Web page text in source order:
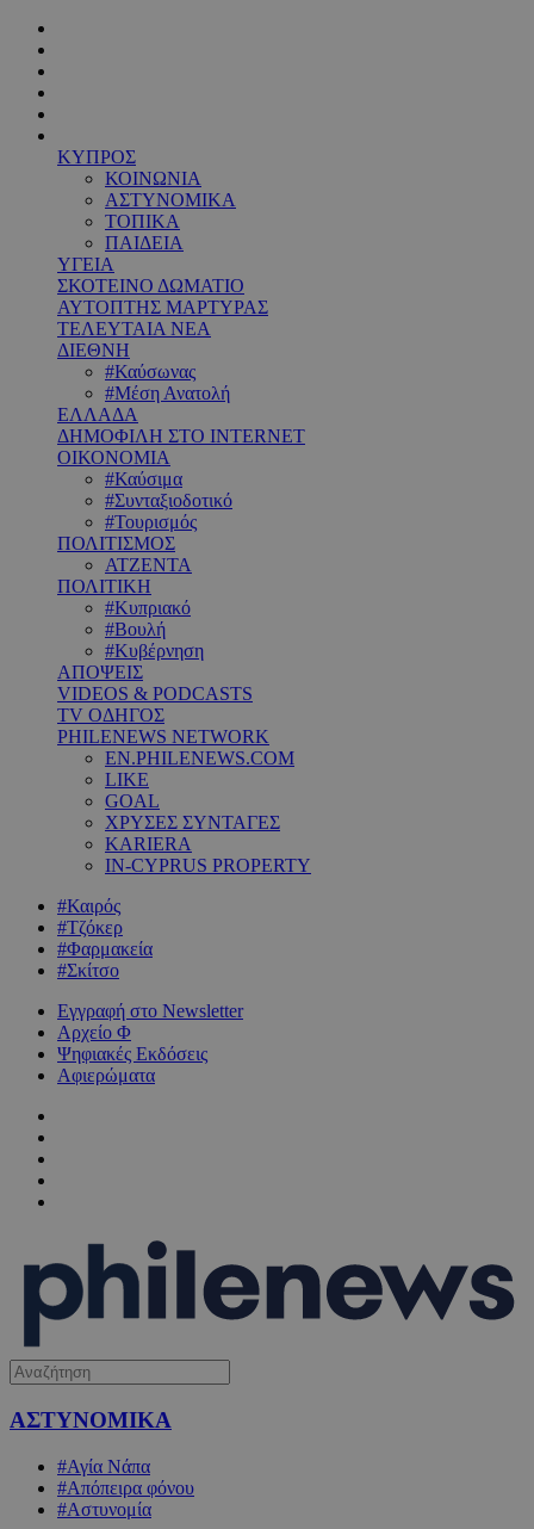
ΚΥΠΡΟΣ
ΚΟΙΝΩΝΙΑ
ΑΣΤΥΝΟΜΙΚΑ
ΤΟΠΙΚΑ
ΠΑΙΔΕΙΑ
ΥΓΕΙΑ
ΣΚΟΤΕΙΝΟ ΔΩΜΑΤΙΟ
ΑΥΤΟΠΤΗΣ ΜΑΡΤΥΡΑΣ
ΤΕΛΕΥΤΑΙΑ ΝΕΑ
ΔΙΕΘΝΗ
#Καύσωνας
#Μέση Ανατολή
ΕΛΛΑΔΑ
ΔΗΜΟΦΙΛΗ ΣΤΟ INTERNET
ΟΙΚΟΝΟΜΙΑ
#Καύσιμα
#Συνταξιοδοτικό
#Τουρισμός
ΠΟΛΙΤΙΣΜΟΣ
ΑΤΖΕΝΤΑ
ΠΟΛΙΤΙΚΗ
#Κυπριακό
#Βουλή
#Κυβέρνηση
ΑΠΟΨΕΙΣ
VIDEOS & PODCASTS
TV ΟΔΗΓΟΣ
PHILENEWS NETWORK
EN.PHILENEWS.COM
LIKE
GOAL
ΧΡΥΣΕΣ ΣΥΝΤΑΓΕΣ
KARIERA
IN-CYPRUS PROPERTY
#Καιρός
#Τζόκερ
#Φαρμακεία
#Σκίτσο
Εγγραφή στο Newsletter
Αρχείο Φ
Ψηφιακές Εκδόσεις
Αφιερώματα
ΑΣΤΥΝΟΜΙΚΑ
#Αγία Νάπα
#Απόπειρα φόνου
#Αστυνομία